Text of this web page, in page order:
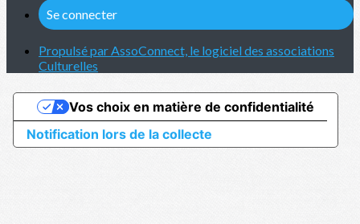
Se connecter
Propulsé par AssoConnect, le logiciel des associations
Culturelles
Notification lors de la collecte
Vos choix en matière de confidentialité